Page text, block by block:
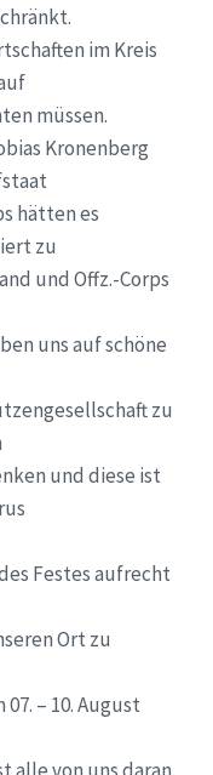
im Kreis
müssen.
Kronenberg
hätten es
zu
und Offz.-Corps
uns auf schöne
zu
und diese ist
Festes aufrecht
Ort zu
– 10. August